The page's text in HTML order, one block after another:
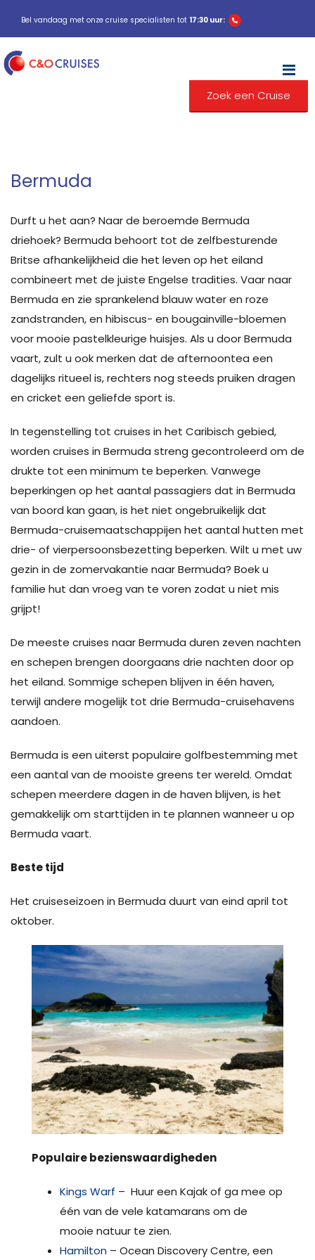
Bel vandaag met onze cruise specialisten tot 17:30 uur:
Zoek een Cruise
Bermuda
Durft u het aan? Naar de beroemde Bermuda
driehoek? Bermuda behoort tot de zelfbesturende
Britse afhankelijkheid die het leven op het eiland
combineert met de juiste Engelse tradities. Vaar naar
Bermuda en zie sprankelend blauw water en roze
zandstranden, en hibiscus- en bougainville-bloemen
voor mooie pastelkleurige huisjes. Als u door Bermuda
vaart, zult u ook merken dat de afternoontea een
dagelijks ritueel is, rechters nog steeds pruiken dragen
en cricket een geliefde sport is.
In tegenstelling tot cruises in het Caribisch gebied,
worden cruises in Bermuda streng gecontroleerd om de
drukte tot een minimum te beperken. Vanwege
beperkingen op het aantal passagiers dat in Bermuda
van boord kan gaan, is het niet ongebruikelijk dat
Bermuda-cruisemaatschappijen het aantal hutten met
drie- of vierpersoonsbezetting beperken. Wilt u met uw
gezin in de zomervakantie naar Bermuda? Boek u
familie hut dan vroeg van te voren zodat u niet mis
grijpt!
De meeste cruises naar Bermuda duren zeven nachten
en schepen brengen doorgaans drie nachten door op
het eiland. Sommige schepen blijven in één haven,
terwijl andere mogelijk tot drie Bermuda-cruisehavens
aandoen.
Bermuda is een uiterst populaire golfbestemming met
een aantal van de mooiste greens ter wereld. Omdat
schepen meerdere dagen in de haven blijven, is het
gemakkelijk om starttijden in te plannen wanneer u op
Bermuda vaart.
Beste tijd
Het cruiseseizoen in Bermuda duurt van eind april tot
oktober.
Populaire bezienswaardigheden
Kings Warf – Huur een Kajak of ga mee op
één van de vele katamarans om de
mooie natuur te zien.
Hamilton – Ocean Discovery Centre, een